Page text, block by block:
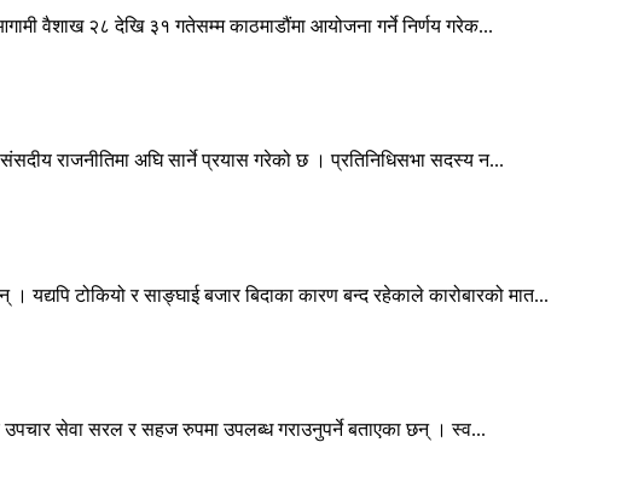
वैशाख २८ देखि ३१ गतेसम्म काठमाडौंमा आयोजना गर्ने निर्णय गरेक...
राजनीतिमा अघि सार्ने प्रयास गरेको छ । प्रतिनिधिसभा सदस्य न...
टोकियो र साङ्घाई बजार बिदाका कारण बन्द रहेकाले कारोबारको मात...
सेवा सरल र सहज रुपमा उपलब्ध गराउनुपर्ने बताएका छन् । स्व...